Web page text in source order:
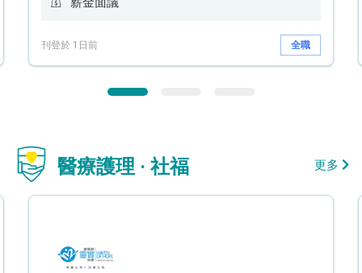
刊登於 1日前 全職
醫療護理 · 社福 更多